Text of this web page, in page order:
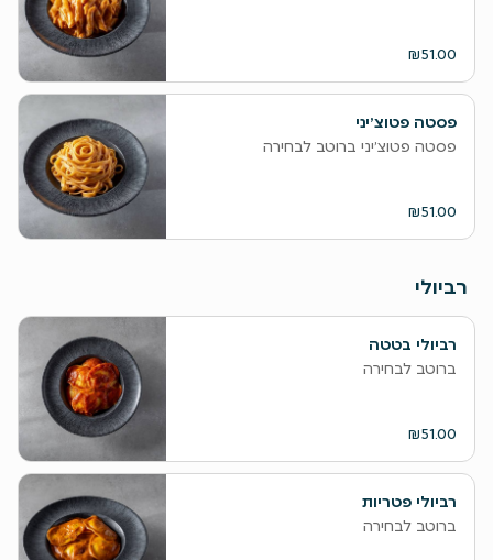
₪51.00
פסטה פטוצ׳יני
פסטה פטוצ׳יני ברוטב לבחירה
₪51.00
רביולי
רביולי בטטה
ברוטב לבחירה
₪51.00
רביולי פטריות
ברוטב לבחירה